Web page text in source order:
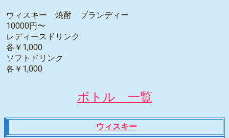
ウィスキー 焼酎 ブランディー
10000円〜
レディースドリンク
各￥1,000
ソフトドリンク
各￥1,000
ボトル 一覧
ウィスキー